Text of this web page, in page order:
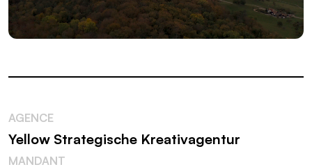
AGENCE
Yellow Strategische Kreativagentur
MANDANT